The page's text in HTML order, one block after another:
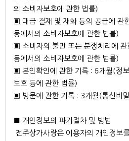
의 소비자보호에 관한 법률)
▣ 대금 결재 및 재화 등의 공급에 관
등에서의 소비자보호에 관한 법률)
▣ 소비자의 불만 또는 분쟁처리에 관
등에서의 소비자보호에 관한 법률)
▣ 본인확인에 관한 기록 : 6개월(정
보호 등에 관한 법률)
▣ 방문에 관한 기록 : 3개월(통신비
■ 개인정보의 파기절차 및 방법
전주상가사랑은 이용자의 개인정보